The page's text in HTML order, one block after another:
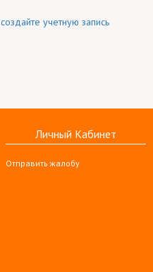
создайте учетную запись
Личный Кабинет
Отправить жалобу